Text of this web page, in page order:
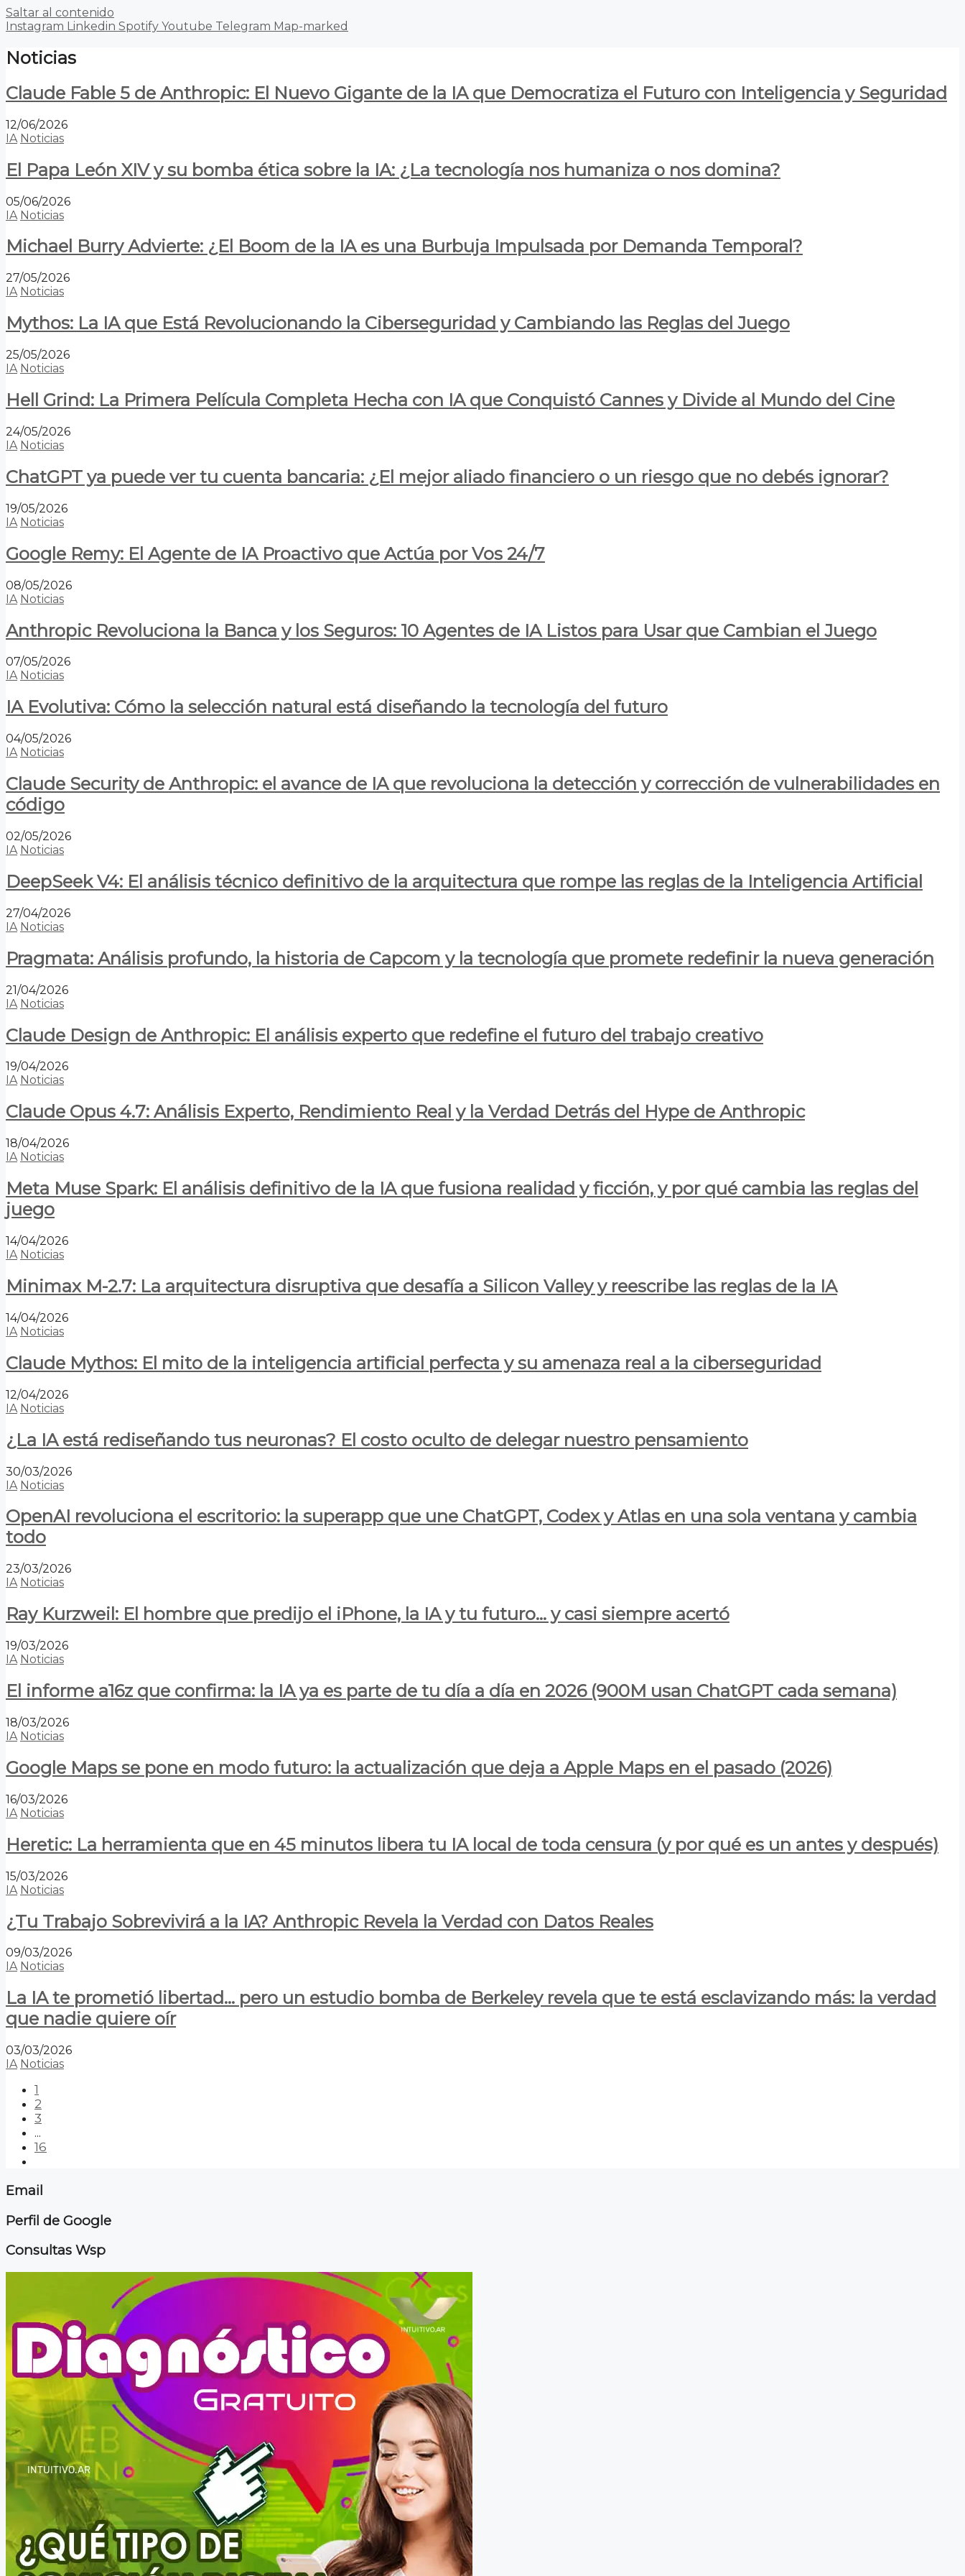
Saltar al contenido
Instagram Linkedin Spotify Youtube Telegram Map-marked
Noticias
Claude Fable 5 de Anthropic: El Nuevo Gigante de la IA que Democratiza el Futuro con Inteligencia y Seguridad
12/06/2026
IA Noticias
El Papa León XIV y su bomba ética sobre la IA: ¿La tecnología nos humaniza o nos domina?
05/06/2026
IA Noticias
Michael Burry Advierte: ¿El Boom de la IA es una Burbuja Impulsada por Demanda Temporal?
27/05/2026
IA Noticias
Mythos: La IA que Está Revolucionando la Ciberseguridad y Cambiando las Reglas del Juego
25/05/2026
IA Noticias
Hell Grind: La Primera Película Completa Hecha con IA que Conquistó Cannes y Divide al Mundo del Cine
24/05/2026
IA Noticias
ChatGPT ya puede ver tu cuenta bancaria: ¿El mejor aliado financiero o un riesgo que no debés ignorar?
19/05/2026
IA Noticias
Google Remy: El Agente de IA Proactivo que Actúa por Vos 24/7
08/05/2026
IA Noticias
Anthropic Revoluciona la Banca y los Seguros: 10 Agentes de IA Listos para Usar que Cambian el Juego
07/05/2026
IA Noticias
IA Evolutiva: Cómo la selección natural está diseñando la tecnología del futuro
04/05/2026
IA Noticias
Claude Security de Anthropic: el avance de IA que revoluciona la detección y corrección de vulnerabilidades en
código
02/05/2026
IA Noticias
DeepSeek V4: El análisis técnico definitivo de la arquitectura que rompe las reglas de la Inteligencia Artificial
27/04/2026
IA Noticias
Pragmata: Análisis profundo, la historia de Capcom y la tecnología que promete redefinir la nueva generación
21/04/2026
IA Noticias
Claude Design de Anthropic: El análisis experto que redefine el futuro del trabajo creativo
19/04/2026
IA Noticias
Claude Opus 4.7: Análisis Experto, Rendimiento Real y la Verdad Detrás del Hype de Anthropic
18/04/2026
IA Noticias
Meta Muse Spark: El análisis definitivo de la IA que fusiona realidad y ficción, y por qué cambia las reglas del
juego
14/04/2026
IA Noticias
Minimax M-2.7: La arquitectura disruptiva que desafía a Silicon Valley y reescribe las reglas de la IA
14/04/2026
IA Noticias
Claude Mythos: El mito de la inteligencia artificial perfecta y su amenaza real a la ciberseguridad
12/04/2026
IA Noticias
¿La IA está rediseñando tus neuronas? El costo oculto de delegar nuestro pensamiento
30/03/2026
IA Noticias
OpenAI revoluciona el escritorio: la superapp que une ChatGPT, Codex y Atlas en una sola ventana y cambia
todo
23/03/2026
IA Noticias
Ray Kurzweil: El hombre que predijo el iPhone, la IA y tu futuro… y casi siempre acertó
19/03/2026
IA Noticias
El informe a16z que confirma: la IA ya es parte de tu día a día en 2026 (900M usan ChatGPT cada semana)
18/03/2026
IA Noticias
Google Maps se pone en modo futuro: la actualización que deja a Apple Maps en el pasado (2026)
16/03/2026
IA Noticias
Heretic: La herramienta que en 45 minutos libera tu IA local de toda censura (y por qué es un antes y después)
15/03/2026
IA Noticias
¿Tu Trabajo Sobrevivirá a la IA? Anthropic Revela la Verdad con Datos Reales
09/03/2026
IA Noticias
La IA te prometió libertad… pero un estudio bomba de Berkeley revela que te está esclavizando más: la verdad
que nadie quiere oír
03/03/2026
IA Noticias
1
2
3
...
16
Email
Perfil de Google
Consultas Wsp